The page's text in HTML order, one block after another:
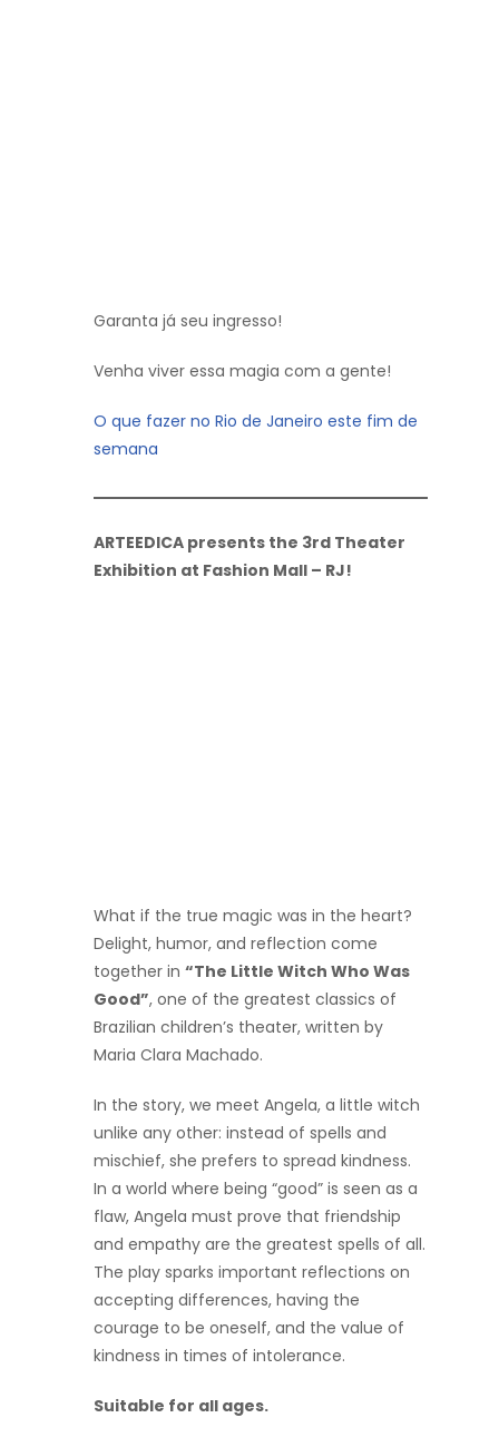
Garanta já seu ingresso!
Venha viver essa magia com a gente!
O que fazer no Rio de Janeiro este fim de
semana
ARTEEDICA presents the 3rd Theater
Exhibition at Fashion Mall – RJ!
What if the true magic was in the heart?
Delight, humor, and reflection come
together in “The Little Witch Who Was
Good”, one of the greatest classics of
Brazilian children’s theater, written by
Maria Clara Machado.
In the story, we meet Angela, a little witch
unlike any other: instead of spells and
mischief, she prefers to spread kindness.
In a world where being “good” is seen as a
flaw, Angela must prove that friendship
and empathy are the greatest spells of all.
The play sparks important reflections on
accepting differences, having the
courage to be oneself, and the value of
kindness in times of intolerance.
Suitable for all ages.